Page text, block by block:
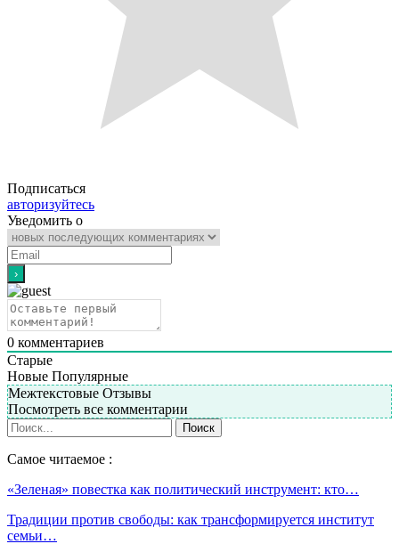
Подписаться
авторизуйтесь
Уведомить о
0 комментариев
Старые
Новые Популярные
Межтекстовые Отзывы
Посмотреть все комментарии
Самое читаемое :
«Зеленая» повестка как политический инструмент: кто…
Традиции против свободы: как трансформируется институт
семьи…